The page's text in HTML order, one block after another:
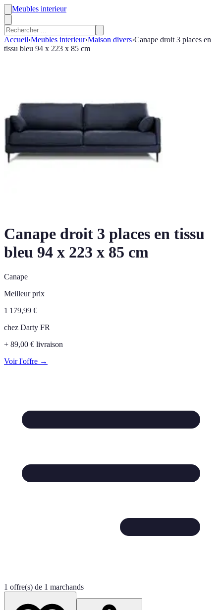
Meubles interieur
Accueil›Meubles interieur›Maison divers›Canape droit 3 places en
tissu bleu 94 x 223 x 85 cm
Canape droit 3 places en tissu
bleu 94 x 223 x 85 cm
Canape
Meilleur prix
1 179,99 €
chez Darty FR
+ 89,00 € livraison
Voir l'offre →
1 offre(s) de 1 marchands